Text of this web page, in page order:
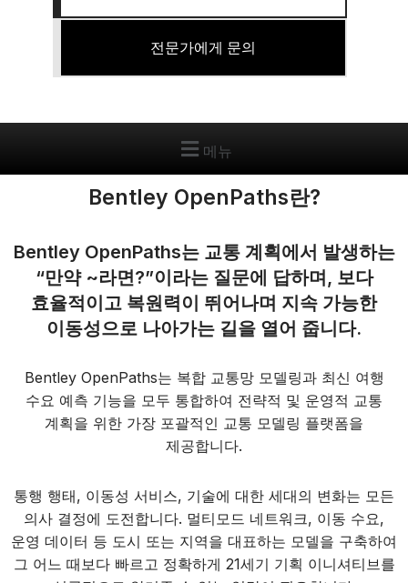
전문가에게 문의
메뉴
Bentley OpenPaths란?
Bentley OpenPaths는 교통 계획에서 발생하는
“만약 ~라면?”이라는 질문에 답하며, 보다
효율적이고 복원력이 뛰어나며 지속 가능한
이동성으로 나아가는 길을 열어 줍니다.
Bentley OpenPaths는 복합 교통망 모델링과 최신 여행
수요 예측 기능을 모두 통합하여 전략적 및 운영적 교통
계획을 위한 가장 포괄적인 교통 모델링 플랫폼을
제공합니다.
통행 행태, 이동성 서비스, 기술에 대한 세대의 변화는 모든
의사 결정에 도전합니다. 멀티모드 네트워크, 이동 수요,
운영 데이터 등 도시 또는 지역을 대표하는 모델을 구축하여
그 어느 때보다 빠르고 정확하게 21세기 기획 이니셔티브를